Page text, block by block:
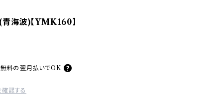
海波)【YMK160】
料の 翌月払いでOK
認する